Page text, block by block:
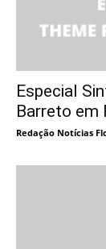
Especial
Barreto em
Redação Notícias